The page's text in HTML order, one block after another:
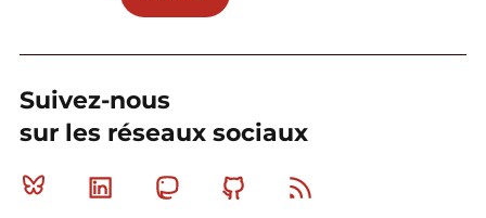
Suivez-nous
sur les réseaux sociaux
Bluesky Linkedin MastodonGithub